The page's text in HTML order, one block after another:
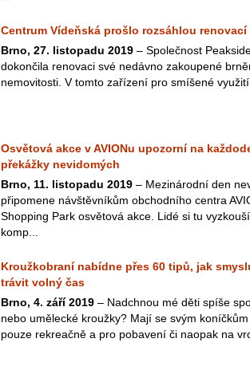
Centrum Vídeňská prošlo rozsáhlou renovací
Brno, 27. listopadu 2019 – Společnost
dokončila renovaci své nedávno zakoupené
nemovitosti. V tomto zařízení pro smíšené využití
Osvětová akce v AVIONu upozorní na
překážky nevidomých
Brno, 11. listopadu 2019 – Mezinárodní den
připomene návštěvníkům obchodního centra
Shopping Park osvětová akce. Lidé si tu
komp...
Kroužkobraní nabídne přes 60 tipů, jak
trávit volný čas
Brno, 4. září 2019 – Nadchnou mé děti spíše
nebo umělecké kroužky? Mají se svým
pouze rekreačně a pro pobavení či naopak na